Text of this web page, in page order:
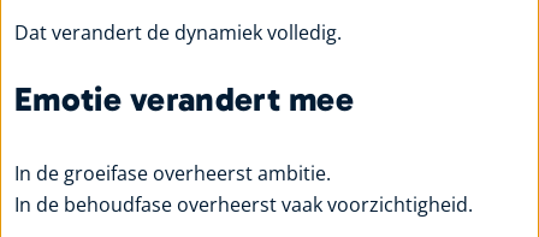
Dat verandert de dynamiek volledig.
Emotie verandert mee
In de groeifase overheerst ambitie.
In de behoudfase overheerst vaak voorzichtigheid.